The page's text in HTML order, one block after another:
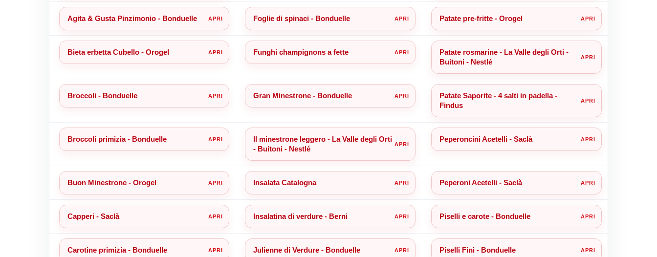
Agita & Gusta Pinzimonio - Bonduelle Foglie di spinaci - Bonduelle Patate pre-fritte - Orogel
Bieta erbetta Cubello - Orogel Funghi champignons a fette
Patate rosmarine - La Valle degli Orti -
Buitoni - Nestlé
Broccoli - Bonduelle Gran Minestrone - Bonduelle
Patate Saporite - 4 salti in padella -
Findus
Broccoli primizia - Bonduelle
Il minestrone leggero - La Valle degli Orti
- Buitoni - Nestlé
Peperoncini Acetelli - Saclà
Buon Minestrone - Orogel Insalata Catalogna Peperoni Acetelli - Saclà
Capperi - Saclà Insalatina di verdure - Berni Piselli e carote - Bonduelle
Carotine primizia - Bonduelle Julienne di Verdure - Bonduelle Piselli Fini - Bonduelle